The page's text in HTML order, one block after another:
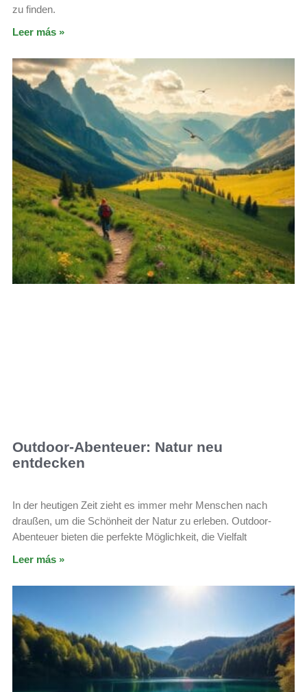
zu finden.
Leer más »
Outdoor-Abenteuer: Natur neu
entdecken
In der heutigen Zeit zieht es immer mehr Menschen nach
draußen, um die Schönheit der Natur zu erleben. Outdoor-
Abenteuer bieten die perfekte Möglichkeit, die Vielfalt
Leer más »